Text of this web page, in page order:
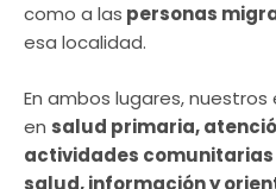
como a las personas
esa localidad.
En ambos lugares,
en salud primaria,
actividades comunitarias
salud, información y